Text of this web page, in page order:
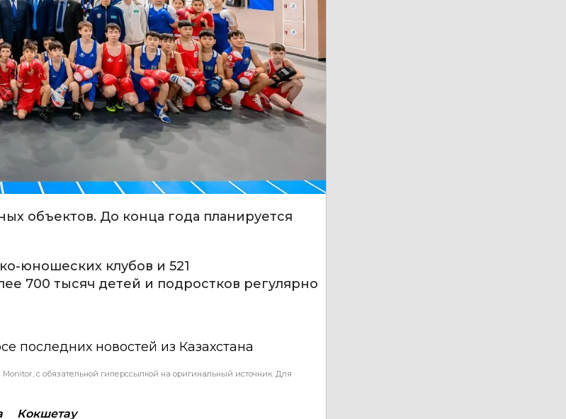
объектов. До конца года планируется
юношеских клубов и 521
700 тысяч детей и подростков регулярно
последних новостей из Казахстана
с обязательной гиперссылкой на оригинальный источник. Для
Кокшетау